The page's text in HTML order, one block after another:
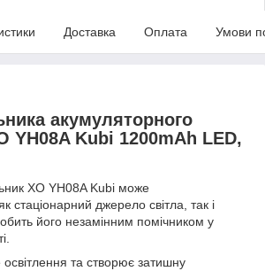
Доставка Оплата Умови
акумуляторного
YH08A Kubi 1200mAh LED,
XO YH08A Kubi може
стаціонарний джерело світла, так і
його незамінним помічником у
та створює затишну